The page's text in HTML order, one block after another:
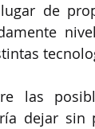
de
las
dejar sin